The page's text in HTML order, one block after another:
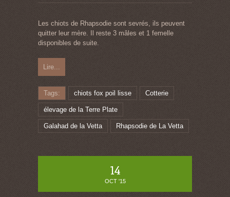
Les chiots de Rhapsodie sont sevrés, ils peuvent
quitter leur mère. Il reste 3 mâles et 1 femelle
disponibles de suite.
Lire...
Tags: chiots fox poil lisse Cotterie
élevage de la Terre Plate
Galahad de la Vetta Rhapsodie de La Vetta
14
OCT '15